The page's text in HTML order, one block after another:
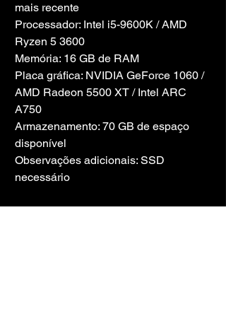
mais recente
Processador: Intel i5-9600K / AMD
Ryzen 5 3600
Memória: 16 GB de RAM
Placa gráfica: NVIDIA GeForce 1060 /
AMD Radeon 5500 XT / Intel ARC
A750
Armazenamento: 70 GB de espaço
disponível
Observações adicionais: SSD
necessário